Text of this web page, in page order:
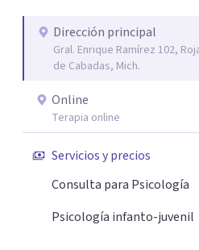
Dirección principal
Gral. Enrique Ramírez 102,
de Cabadas, Mich.
Online
Terapia online
Servicios y precios
Consulta para Psicología
Psicología infanto-juvenil